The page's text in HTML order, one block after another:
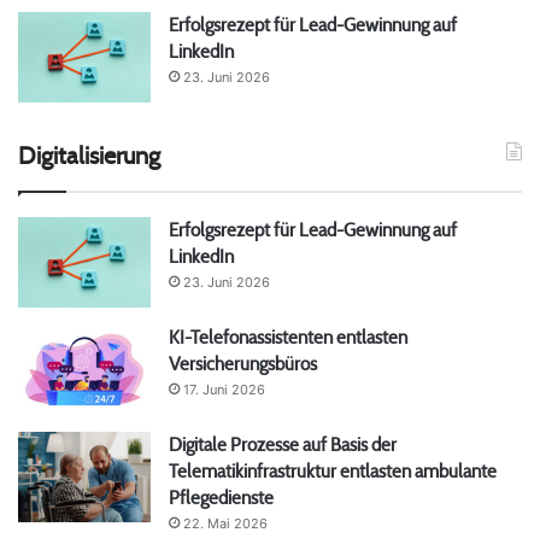
Erfolgsrezept für Lead-Gewinnung auf
LinkedIn
23. Juni 2026
Digitalisierung
Erfolgsrezept für Lead-Gewinnung auf
LinkedIn
23. Juni 2026
KI-Telefonassistenten entlasten
Versicherungsbüros
17. Juni 2026
Digitale Prozesse auf Basis der
Telematikinfrastruktur entlasten ambulante
Pflegedienste
22. Mai 2026